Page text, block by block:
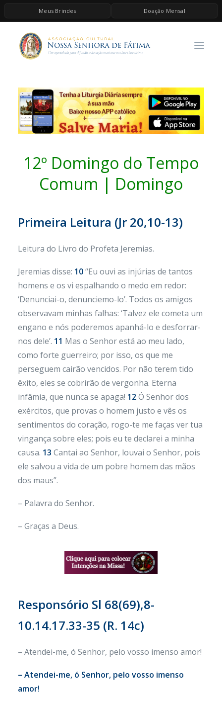
Meus Brindes Doação Mensal
HOME
A ASSOCIAÇÃO
ESPIRITUALIDADE
AS MELHORES MÚSICAS CATÓLICAS
BRINDES
12º Domingo do Tempo
Comum | Domingo
Primeira Leitura (Jr 20,10-13)
Leitura do Livro do Profeta Jeremias.
Jeremias disse: 10“Eu ouvi as injúrias de tantos
homens e os vi espalhando o medo em redor:
‘Denunciai-o, denunciemo-lo’. Todos os amigos
observavam minhas falhas: ‘Talvez ele cometa um
engano e nós poderemos apanhá-lo e desforrar-
nos dele’. 11 Mas o Senhor está ao meu lado,
como forte guerreiro; por isso, os que me
perseguem cairão vencidos. Por não terem tido
êxito, eles se cobrirão de vergonha. Eterna
infâmia, que nunca se apaga! 12Ó Senhor dos
exércitos, que provas o homem justo e vês os
sentimentos do coração, rogo-te me faças ver tua
vingança sobre eles; pois eu te declarei a minha
causa. 13 Cantai ao Senhor, louvai o Senhor, pois
ele salvou a vida de um pobre homem das mãos
dos maus”.
– Palavra do Senhor.
– Graças a Deus.
Responsório Sl 68(69),8-
10.14.17.33-35 (R. 14c)
– Atendei-me, ó Senhor, pelo vosso imenso amor!
– Atendei-me, ó Senhor, pelo vosso imenso
amor!